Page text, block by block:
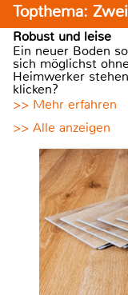
Topthema:
Robust und leise
Ein neuer Boden
sich möglichst
Heimwerker
klicken?
>> Mehr erfahren
>> Alle anzeigen